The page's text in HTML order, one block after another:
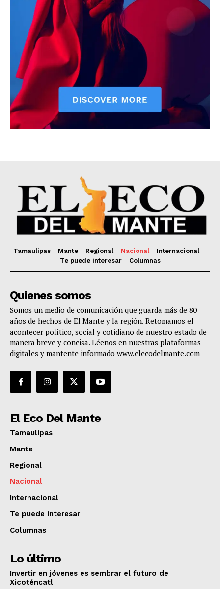
Tamaulipas Mante Regional Nacional
Internacional
Te puede interesar
Columnas
Quienes somos
Somos un medio de comunicación que guarda más de 80
años de hechos de El Mante y la región. Retomamos el
acontecer político, social y cotidiano de nuestro estado de
manera breve y concisa. Léenos en nuestras plataformas
digitales y mantente informado www.elecodelmante.com
El Eco Del Mante
Tamaulipas
Mante
Regional
Nacional
Internacional
Te puede interesar
Columnas
Lo último
Invertir en jóvenes es sembrar el futuro de
Xicoténcatl